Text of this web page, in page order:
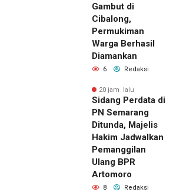
Gambut di
Cibalong,
Permukiman
Warga Berhasil
Diamankan
6 Redaksi
20 jam lalu
Sidang Perdata di
PN Semarang
Ditunda, Majelis
Hakim Jadwalkan
Pemanggilan
Ulang BPR
Artomoro
8 Redaksi